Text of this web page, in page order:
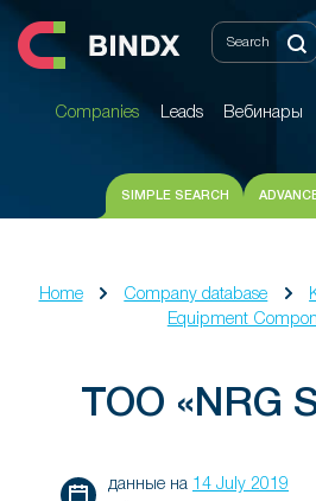
Companies Leads Вебинары
Companies Leads Вебинары
SIMPLE SEARCH
Home Company database
Equipment
ТОО «NRG
данные на 14 July 2019